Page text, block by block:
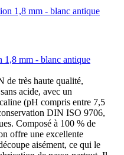
mm - blanc antique
de très haute qualité,
acide, avec un
(pH compris entre 7,5
DIN ISO 9706,
Composé à 100 % de
offre une excellente
aisément, ce qui le